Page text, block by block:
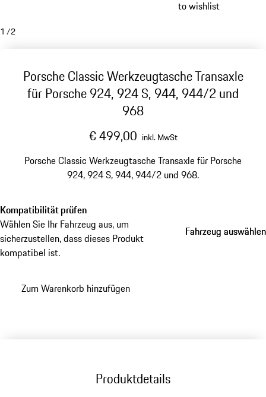
to wishlist
1 /2
Porsche Classic Werkzeugtasche Transaxle
für Porsche 924, 924 S, 944, 944/2 und
968
€ 499,00 inkl. MwSt
Porsche Classic Werkzeugtasche Transaxle für Porsche
924, 924 S, 944, 944/2 und 968.
Kompatibilität prüfen
Wählen Sie Ihr Fahrzeug aus, um
sicherzustellen, dass dieses Produkt
kompatibel ist.
Fahrzeug auswählen
Fahrzeug auswählen
Zum Warenkorb hinzufügen
Produktdetails